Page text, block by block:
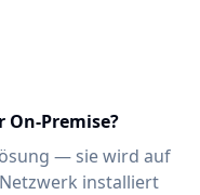
On-Premise?
— sie wird auf
installiert